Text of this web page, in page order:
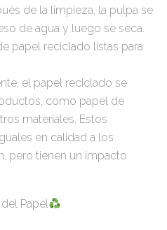
de la limpieza, la pulpa se
de agua y luego se seca.
papel reciclado listas para
el papel reciclado se
como papel de
materiales. Estos
en calidad a los
pero tienen un impacto
Papel